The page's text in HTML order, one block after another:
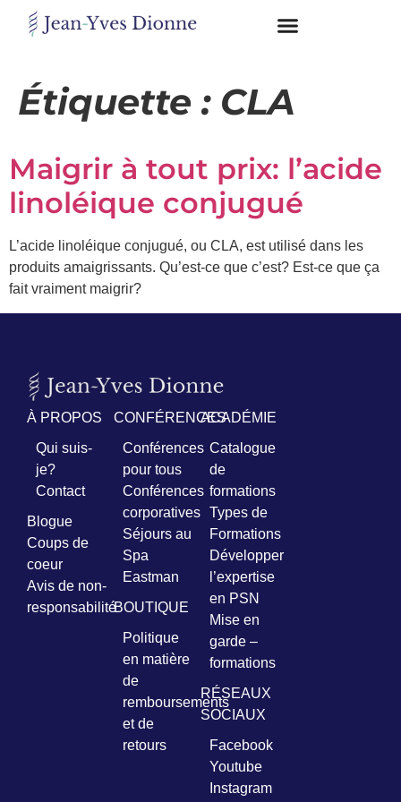
Étiquette : CLA
Maigrir à tout prix: l’acide
linoléique conjugué
L’acide linoléique conjugué, ou CLA, est utilisé dans les
produits amaigrissants. Qu’est-ce que c’est? Est-ce que ça
fait vraiment maigrir?
À PROPOS
Qui suis-
je?
Contact
Blogue
Coups de
coeur
Avis de non-
responsabilité
CONFÉRENCES
Conférences
pour tous
Conférences
corporatives
Séjours au
Spa
Eastman
BOUTIQUE
Politique
en matière
de
remboursements
et de
retours
ACADÉMIE
Catalogue
de
formations
Types de
Formations
Développer
l’expertise
en PSN
Mise en
garde –
formations
RÉSEAUX
SOCIAUX
Facebook
Youtube
Instagram
en
contact
Obtenez
gratuitement
mon
"BONS
MAUVAIS
GRAS"
en
mon
infolettre.
Prénom
*
*
Vous
pourrez
désabonner